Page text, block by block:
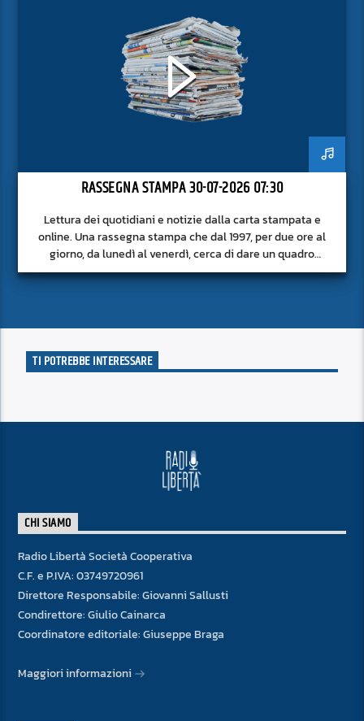
RASSEGNA STAMPA 30-07-2026 07:30
Lettura dei quotidiani e notizie dalla carta stampata e
online. Una rassegna stampa che dal 1997, per due ore al
giorno, da lunedì al venerdì, cerca di dare un quadro
approfondito delle notizie del giorno, senza fermarsi alla
TI POTREBBE INTERESSARE
CHI SIAMO
Radio Libertà Società Cooperativa
C.F. e P.IVA: 03749720961
Direttore Responsabile: Giovanni Sallusti
Condirettore: Giulio Cainarca
Coordinatore editoriale: Giuseppe Braga
Maggiori informazioni